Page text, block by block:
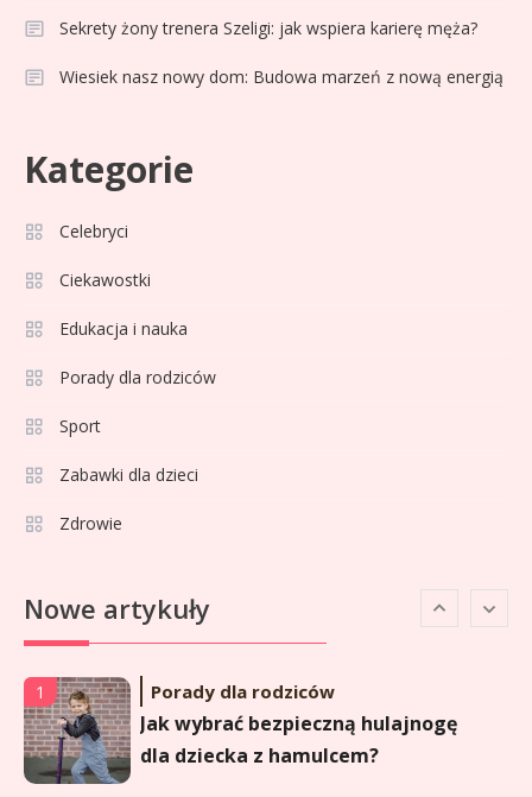
Sekrety żony trenera Szeligi: jak wspiera karierę męża?
Wiesiek nasz nowy dom: Budowa marzeń z nową energią
Kategorie
Celebryci
Ciekawostki
Edukacja i nauka
Porady dla rodziców
Sport
Zabawki dla dzieci
Zdrowie
Nowe artykuły
kariera i pasje w jednym
Adrian Borecki: wszystko, co
6
popularna influencerka?
1 Porady dla rodziców
Jak wybrać bezpieczną hulajnogę
dla dziecka z hamulcem?